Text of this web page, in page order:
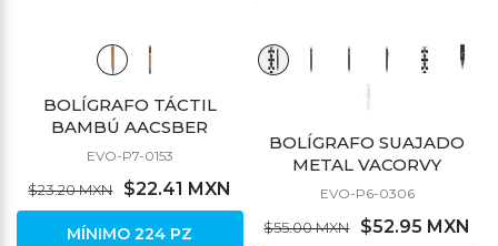
BOLÍGRAFO TÁCTIL
BAMBÚ AACSBER
EVO-P7-0153
$23.20 MXN $22.41 MXN
MÍNIMO 224 PZ
BOLÍGRAFO SUAJADO
METAL VACORVY
EVO-P6-0306
$55.00 MXN $52.95 MXN